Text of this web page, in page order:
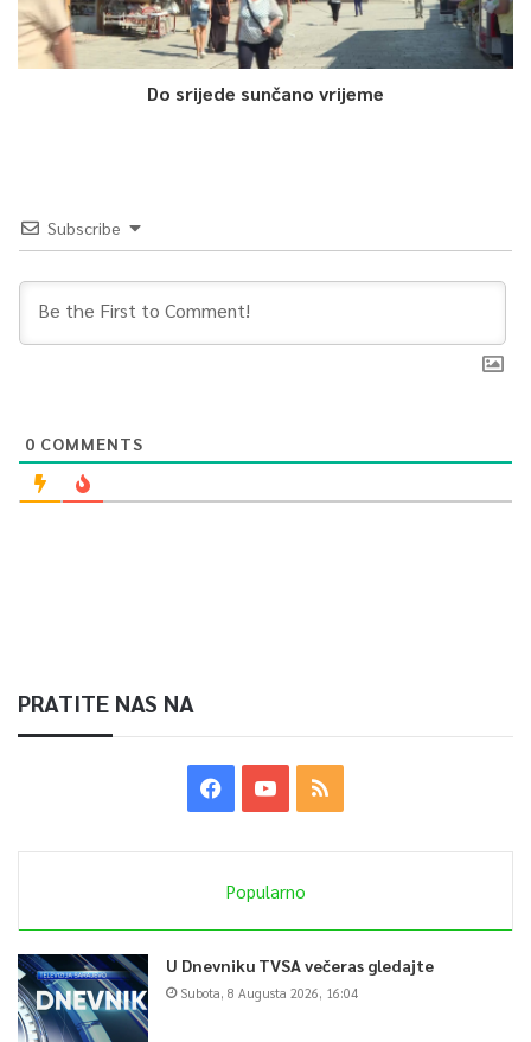
Do srijede sunčano vrijeme
Subscribe
0 COMMENTS
PRATITE NAS NA
Popularno
U Dnevniku TVSA večeras gledajte
Subota, 8 Augusta 2026, 16:04